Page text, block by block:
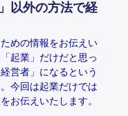
以外の方法で経
めの情報をお伝えい
起業」だけだと思っ
営者」になるという
今回は起業だけでは
お伝えいたします。